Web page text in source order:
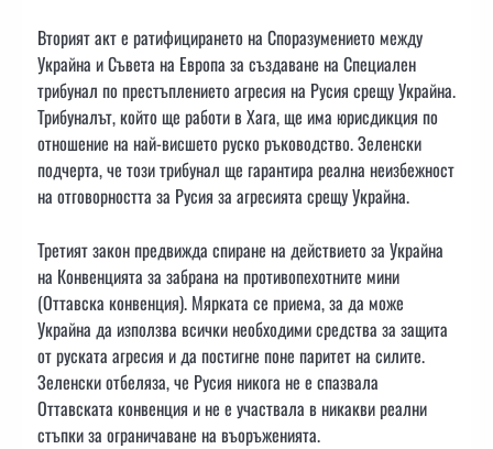
Вторият акт е ратифицирането на Споразумението между
Украйна и Съвета на Европа за създаване на Специален
трибунал по престъплението агресия на Русия срещу Украйна.
Трибуналът, който ще работи в Хага, ще има юрисдикция по
отношение на най-висшето руско ръководство. Зеленски
подчерта, че този трибунал ще гарантира реална неизбежност
на отговорността за Русия за агресията срещу Украйна.
Третият закон предвижда спиране на действието за Украйна
на Конвенцията за забрана на противопехотните мини
(Оттавска конвенция). Мярката се приема, за да може
Украйна да използва всички необходими средства за защита
от руската агресия и да постигне поне паритет на силите.
Зеленски отбеляза, че Русия никога не е спазвала
Оттавската конвенция и не е участвала в никакви реални
стъпки за ограничаване на въоръженията.